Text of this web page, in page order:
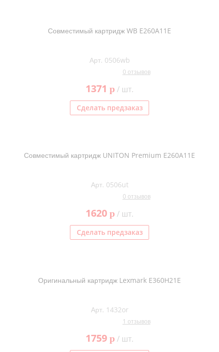
Совместимый картридж WB E260A11E
Арт. 0506wb
0 отзывов
1371 p/ шт.
Сделать предзаказ
Совместимый картридж UNITON Premium E260A11E
Арт. 0506ut
0 отзывов
1620 p/ шт.
Сделать предзаказ
Оригинальный картридж Lexmark E360H21E
Арт. 1432or
1 отзывов
1759 p/ шт.